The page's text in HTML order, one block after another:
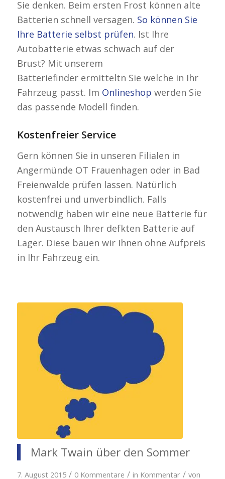
Sie denken. Beim ersten Frost können alte
Batterien schnell versagen. So können Sie
Ihre Batterie selbst prüfen. Ist Ihre
Autobatterie etwas schwach auf der
Brust? Mit unserem
Batteriefinder ermitteltn Sie welche in Ihr
Fahrzeug passt. Im Onlineshop werden Sie
das passende Modell finden.
Kostenfreier Service
Gern können Sie in unseren Filialen in
Angermünde OT Frauenhagen oder in Bad
Freienwalde prüfen lassen. Natürlich
kostenfrei und unverbindlich. Falls
notwendig haben wir eine neue Batterie für
den Austausch Ihrer defkten Batterie auf
Lager. Diese bauen wir Ihnen ohne Aufpreis
in Ihr Fahrzeug ein.
Mark Twain über den Sommer
7. August 2015 / 0 Kommentare / in Kommentar / von